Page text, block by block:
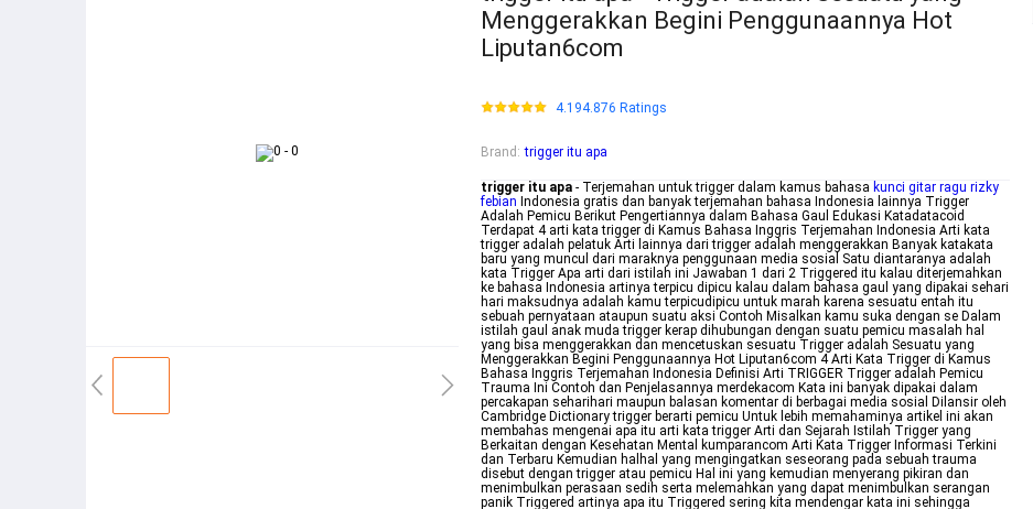
Menggerakkan Begini Penggunaannya Hot
Liputan6com
4.194.876 Ratings
Brand : trigger itu apa
trigger itu apa - Terjemahan untuk trigger dalam kamus bahasa kunci gitar ragu rizky
febian Indonesia gratis dan banyak terjemahan bahasa Indonesia lainnya Trigger
Adalah Pemicu Berikut Pengertiannya dalam Bahasa Gaul Edukasi Katadatacoid
Terdapat 4 arti kata trigger di Kamus Bahasa Inggris Terjemahan Indonesia Arti kata
trigger adalah pelatuk Arti lainnya dari trigger adalah menggerakkan Banyak katakata
baru yang muncul dari maraknya penggunaan media sosial Satu diantaranya adalah
kata Trigger Apa arti dari istilah ini Jawaban 1 dari 2 Triggered itu kalau diterjemahkan
ke bahasa Indonesia artinya terpicu dipicu kalau dalam bahasa gaul yang dipakai sehari
hari maksudnya adalah kamu terpicudipicu untuk marah karena sesuatu entah itu
sebuah pernyataan ataupun suatu aksi Contoh Misalkan kamu suka dengan se Dalam
istilah gaul anak muda trigger kerap dihubungan dengan suatu pemicu masalah hal
yang bisa menggerakkan dan mencetuskan sesuatu Trigger adalah Sesuatu yang
Menggerakkan Begini Penggunaannya Hot Liputan6com 4 Arti Kata Trigger di Kamus
Bahasa Inggris Terjemahan Indonesia Definisi Arti TRIGGER Trigger adalah Pemicu
Trauma Ini Contoh dan Penjelasannya merdekacom Kata ini banyak dipakai dalam
percakapan seharihari maupun balasan komentar di berbagai media sosial Dilansir oleh
Cambridge Dictionary trigger berarti pemicu Untuk lebih memahaminya artikel ini akan
membahas mengenai apa itu arti kata trigger Arti dan Sejarah Istilah Trigger yang
Berkaitan dengan Kesehatan Mental kumparancom Arti Kata Trigger Informasi Terkini
dan Terbaru Kemudian halhal yang mengingatkan seseorang pada sebuah trauma
disebut dengan trigger atau pemicu Hal ini yang kemudian menyerang pikiran dan
menimbulkan perasaan sedih serta melemahkan yang dapat menimbulkan serangan
panik Triggered artinya apa itu Triggered sering kita mendengar kata ini sehingga